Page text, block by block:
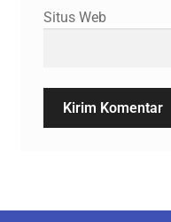
Situs Web